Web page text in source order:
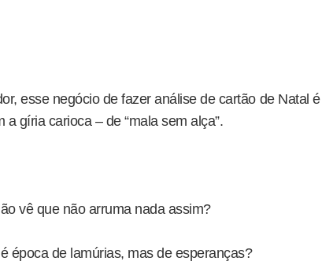
esse negócio de fazer análise de cartão de Natal
a gíria carioca – de “mala sem alça”.
vê que não arruma nada assim?
época de lamúrias, mas de esperanças?